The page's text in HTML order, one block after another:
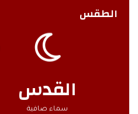
الطقس
القدس
سماء صافية